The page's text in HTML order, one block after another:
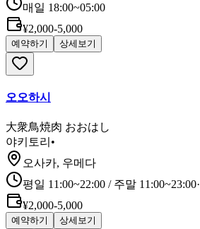
매일 18:00~05:00
¥2,000-5,000
예약하기 상세보기
오오하시
大衆鳥焼肉 おおはし
야키토리 •
오사카, 우메다
평일 11:00~22:00 / 주말 11:00~23:00·
¥2,000-5,000
예약하기 상세보기